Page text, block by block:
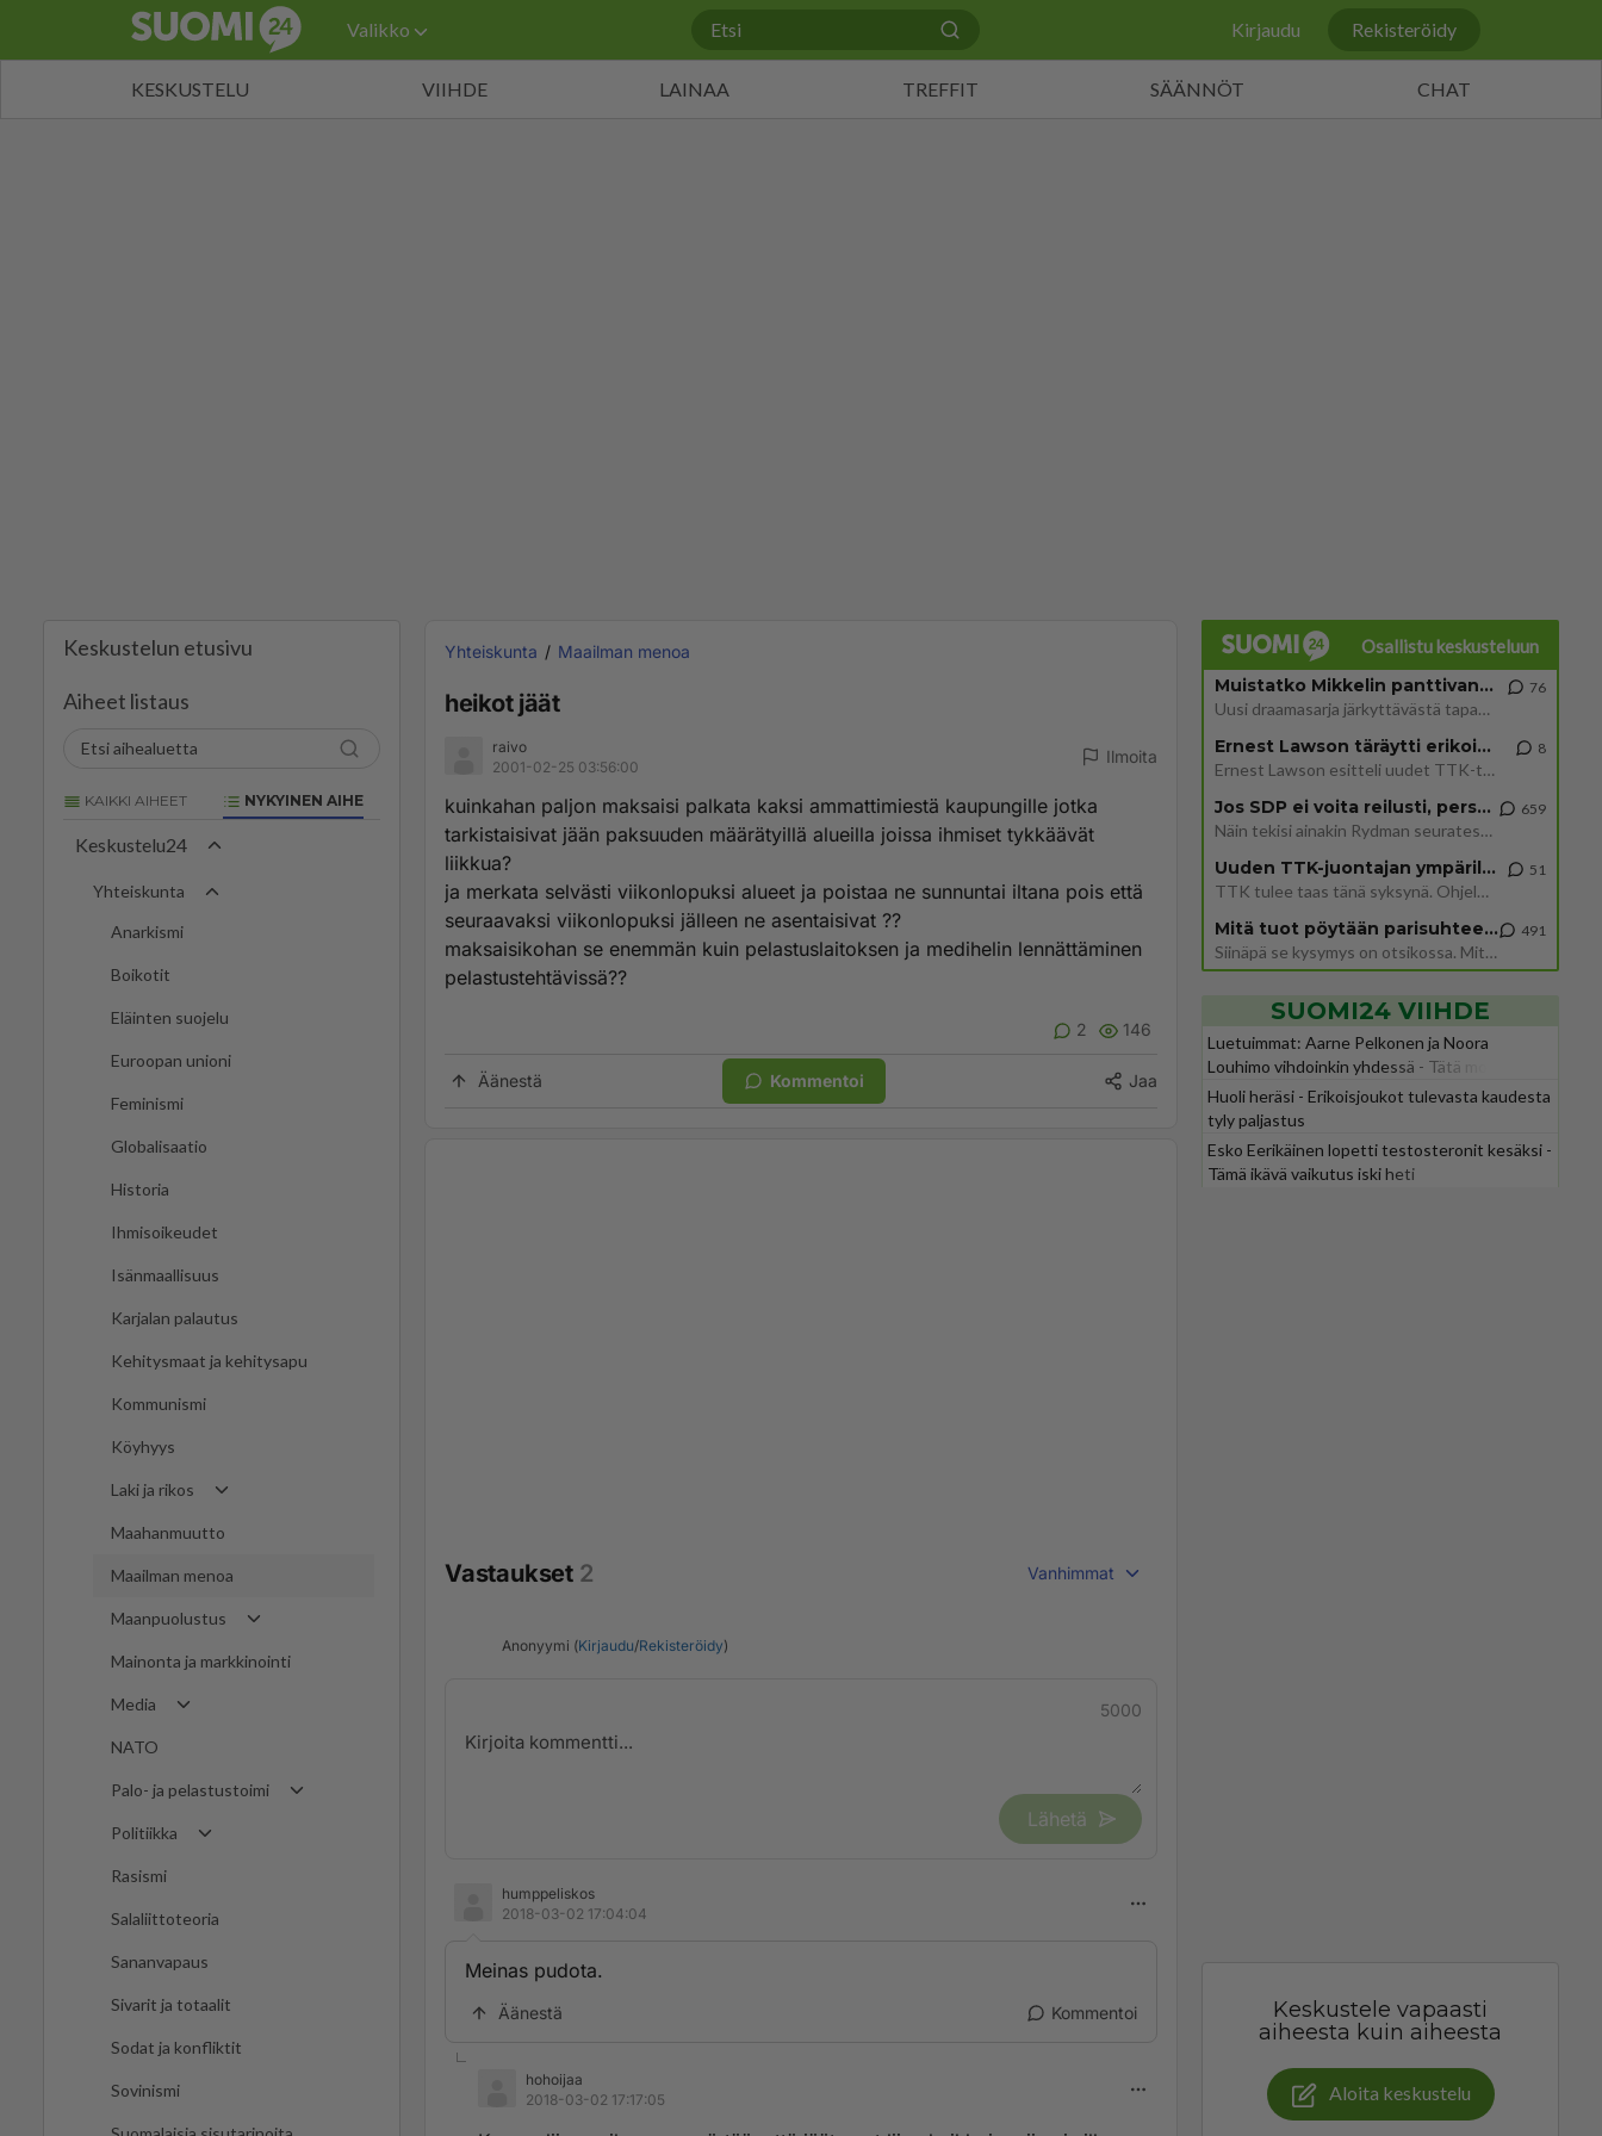
Valikko Kirjaudu Rekisteröidy
KESKUSTELU VIIHDE LAINAA TREFFIT SÄÄNNÖT CHAT
Keskustelun etusivu
Aiheet listaus
KAIKKI AIHEET NYKYINEN AIHE
Keskustelu24
Yhteiskunta
Anarkismi
Boikotit
Eläinten suojelu
Euroopan unioni
Feminismi
Globalisaatio
Historia
Ihmisoikeudet
Isänmaallisuus
Karjalan palautus
Kehitysmaat ja kehitysapu
Kommunismi
Köyhyys
Laki ja rikos
Maahanmuutto
Maailman menoa
Maanpuolustus
Mainonta ja markkinointi
Media
NATO
Palo- ja pelastustoimi
Politiikka
Rasismi
Salaliittoteoria
Sananvapaus
Sivarit ja totaalit
Sodat ja konfliktit
Sovinismi
Yhteiskunta Maailman menoa
heikot jäät
raivo
2001-02-25 03:56:00
Ilmoita
kuinkahan paljon maksaisi palkata kaksi ammattimiestä kaupungille jotka
tarkistaisivat jään paksuuden määrätyillä alueilla joissa ihmiset tykkäävät
liikkua?
ja merkata selvästi viikonlopuksi alueet ja poistaa ne sunnuntai iltana pois että
seuraavaksi viikonlopuksi jälleen ne asentaisivat ??
maksaisikohan se enemmän kuin pelastuslaitoksen ja medihelin lennättäminen
pelastustehtävissä??
2 146
Äänestä Kommentoi Jaa
Vastaukset 2 Vanhimmat
Anonyymi (Kirjaudu/Rekisteröidy)
5000
Lähetä
humppeliskos
2018-03-02 17:04:04
Meinas pudota.
Äänestä Kommentoi
hohoijaa
2018-03-02 17:17:05
Osallistu keskusteluun
Muistatko Mikkelin panttivankidraaman?
Uusi draamasarja järkyttävästä tapauksesta on tulossa. Tositapahtumiin perustuva sarja ammentaa vuoden 1986 Mikkelin pan
76
Ernest Lawson täräytti erikoisen heiton TTK-lehdistötilaisuudessa: " Onko tässä tarkoituksena...?"
Ernest Lawson esitteli uudet TTK-tähtioppilaat ja opettajat torstaina 6.8. lehdistölle. Tulevalla kaudella on yksi hausk
8
Jos SDP ei voita reilusti, persut kumoavat demokratian Suomesta
Näin tekisi ainakin Rydman seuratessaan idolinsa Trumpin mallia https://www.is.fi/politiikka/art-2000012187244.html
659
Uuden TTK-juontajan ympärillä epätietoisuus sakenee - Nyt MTV hämmentää soppaa
TTK tulee taas tänä syksynä. Ohjelman uudet tähtioppilaat julkistetaan torstaina 6. elokuuta klo 14 alkavassa lehdistö
51
Mitä tuot pöytään parisuhteessa?
Siinäpä se kysymys on otsikossa. Mitäpä siis tuot/toisit pöytään parisuhteessa? Oletko mies vai nainen? Koetko sen mitä
491
SUOMI24 VIIHDE
Luetuimmat: Aarne Pelkonen ja Noora
Louhimo vihdoinkin yhdessä - Tätä moni jo
odotti
Huoli heräsi - Erikoisjoukot tulevasta kaudesta
tyly paljastus
Esko Eerikäinen lopetti testosteronit kesäksi -
Tämä ikävä vaikutus iski heti
Keskustele vapaasti
aiheesta kuin aiheesta
Aloita keskustelu